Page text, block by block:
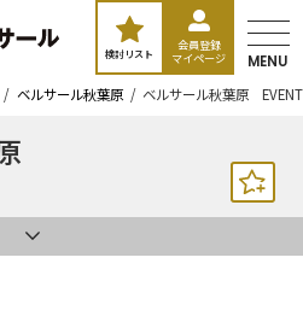
検討リスト
会員登録
マイページ
MENU
ベルサール秋葉原 ベルサール秋葉原 EVENT